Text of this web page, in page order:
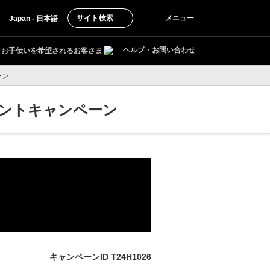
Japan - 日本語 サイト検索 メニュー
お手伝いを希望されるお客さま ヘルプ・お問い合わせ
トキャンペーン
キャンペーンID T24H1026